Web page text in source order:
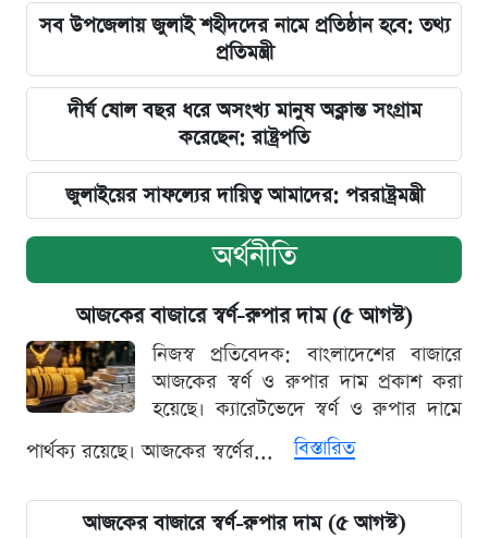
সব উপজেলায় জুলাই শহীদদের নামে প্রতিষ্ঠান হবে: তথ্য
প্রতিমন্ত্রী
দীর্ঘ ষোল বছর ধরে অসংখ্য মানুষ অক্লান্ত সংগ্রাম
করেছেন: রাষ্ট্রপতি
জুলাইয়ের সাফল্যের দায়িত্ব আমাদের: পররাষ্ট্রমন্ত্রী
অর্থনীতি
আজকের বাজারে স্বর্ণ-রুপার দাম (৫ আগস্ট)
নিজস্ব প্রতিবেদক: বাংলাদেশের বাজারে
আজকের স্বর্ণ ও রুপার দাম প্রকাশ করা
হয়েছে। ক্যারেটভেদে স্বর্ণ ও রুপার দামে
পার্থক্য রয়েছে। আজকের স্বর্ণের...
বিস্তারিত
আজকের বাজারে স্বর্ণ-রুপার দাম (৫ আগস্ট)